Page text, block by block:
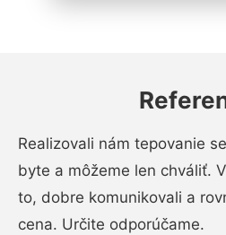
Realizovali nám tepovanie
byte a môžeme len chváliť.
to, dobre komunikovali a
cena. Určite odporúčame.